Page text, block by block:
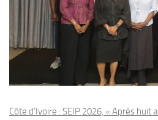
Côte d’Ivoire : SEIP 2026, « Après huit